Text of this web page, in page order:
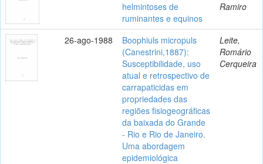
helmintoses de
ruminantes e equinos
Ramiro
26-ago-1988
Boophiuls micropuls
(Canestrini,1887):
Susceptibilidade, uso
atual e retrospectivo de
carrapaticidas em
propriedades das
regiões fisiogeográficas
da baixada do Grande
- Rio e Rio de Janeiro.
Uma abordagem
epidemiológica
Leite,
Romário
Cerqueira